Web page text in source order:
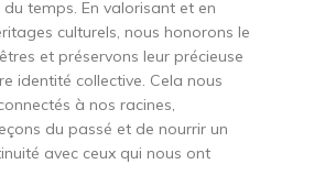
temps. En valorisant et en
culturels, nous honorons le
et préservons leur précieuse
identité collective. Cela nous
à nos racines,
du passé et de nourrir un
avec ceux qui nous ont